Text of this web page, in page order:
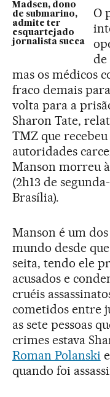
Madsen, dono
de submarino,
admite ter
esquartejado
jornalista sueca
O
mas os médicos
fraco demais
volta para a
Sharon Tate,
TMZ que
autoridades
Manson morreu
(2h13 de
Brasília).
Manson é um dos
mundo desde
seita, tendo ele
acusados e
cruéis
cometidos entre
as sete pessoas
crimes estava
Roman Polanski
quando foi